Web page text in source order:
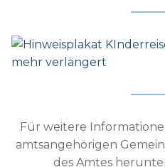
Für weitere
amtsangehörigen
des Amtes